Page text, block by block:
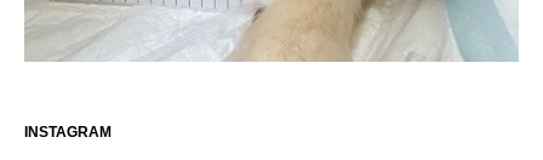
INSTAGRAM